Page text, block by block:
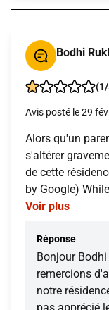
Bodhi
Avis posté le 29
Alors qu'un
s'altérer
de cette
by Google)
Voir plus
Réponse
Bonjour
remercions
notre